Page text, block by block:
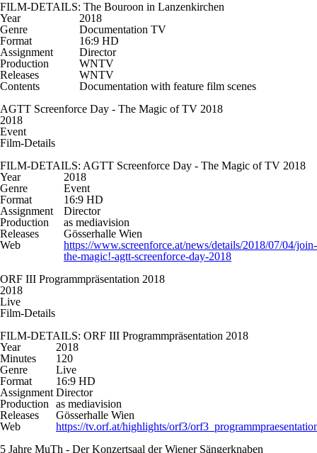
FILM-DETAILS: The Bouroon in Lanzenkirchen
Year
2018
Genre
Documentation TV
Format
16:9 HD
Assignment
Director
Production
WNTV
Releases
WNTV
Contents
Documentation with feature film scenes
AGTT Screenforce Day - The Magic of TV 2018
2018
Event
Film-Details
FILM-DETAILS: AGTT Screenforce Day - The Magic of TV 2018
Year
2018
Genre
Event
Format
16:9 HD
Assignment
Director
Production
as mediavision
Releases
Gösserhalle Wien
Web
https://www.screenforce.at/news/details/2018/07/04/join-
the-magic!-agtt-screenforce-day-2018
ORF III Programmpräsentation 2018
2018
Live
Film-Details
FILM-DETAILS: ORF III Programmpräsentation 2018
Year
2018
Minutes
120
Genre
Live
Format
16:9 HD
Assignment Director
Production
as mediavision
Releases
Gösserhalle Wien
Web
https://tv.orf.at/highlights/orf3/
5 Jahre MuTh - Der Konzertsaal der Wiener Sängerknaben